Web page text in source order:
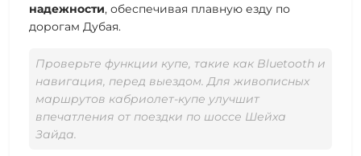
надежности, обеспечивая плавную езду по
дорогам Дубая.
Проверьте функции купе, такие как Bluetooth и
навигация, перед выездом. Для живописных
маршрутов кабриолет-купе улучшит
впечатления от поездки по шоссе Шейха
Зайда.